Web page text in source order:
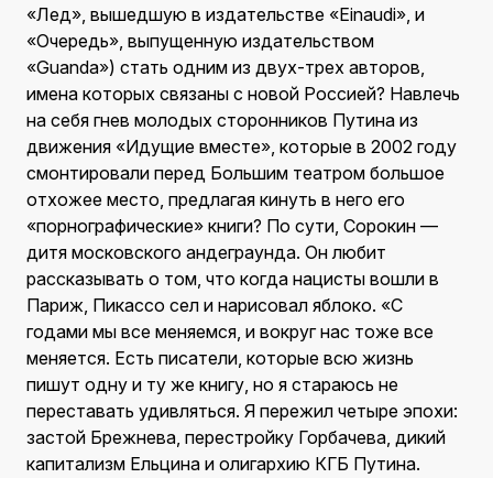
«Лед», вышедшую в издательстве «Einaudi», и
«Очередь», выпущенную издательством
«Guanda») стать одним из двух-трех авторов,
имена которых связаны с новой Россией? Навлечь
на себя гнев молодых сторонников Путина из
движения «Идущие вместе», которые в 2002 году
смонтировали перед Большим театром большое
отхожее место, предлагая кинуть в него его
«порнографические» книги? По сути, Сорокин —
дитя московского андеграунда. Он любит
рассказывать о том, что когда нацисты вошли в
Париж, Пикассо сел и нарисовал яблоко. «С
годами мы все меняемся, и вокруг нас тоже все
меняется. Есть писатели, которые всю жизнь
пишут одну и ту же книгу, но я стараюсь не
переставать удивляться. Я пережил четыре эпохи:
застой Брежнева, перестройку Горбачева, дикий
капитализм Ельцина и олигархию КГБ Путина.